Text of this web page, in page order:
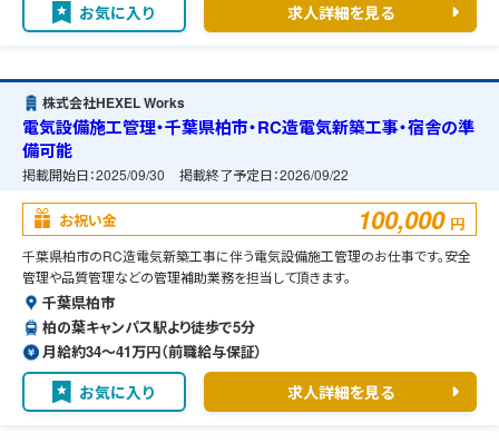
お気に入り 求人詳細を見る
株式会社HEXEL Works
電気設備施工管理・千葉県柏市・RC造電気新築工事・宿舎の準
備可能
掲載開始日：2025/09/30 掲載終了予定日：2026/09/22
お祝い金 100,000 円
千葉県柏市のRC造電気新築工事に伴う電気設備施工管理のお仕事です。安全
管理や品質管理などの管理補助業務を担当して頂きます。
千葉県柏市
柏の葉キャンパス駅より徒歩で5分
月給約34〜41万円（前職給与保証）
お気に入り 求人詳細を見る